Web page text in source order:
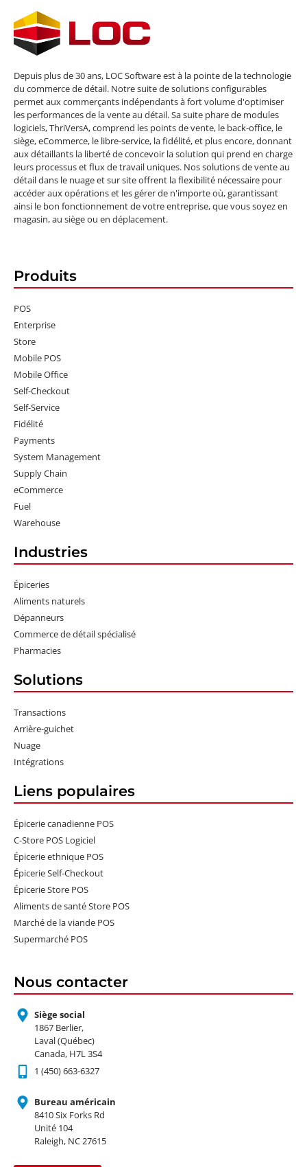
Depuis plus de 30 ans, LOC Software est à la pointe de la technologie
du commerce de détail. Notre suite de solutions configurables
permet aux commerçants indépendants à fort volume d'optimiser
les performances de la vente au détail. Sa suite phare de modules
logiciels, ThriVersA, comprend les points de vente, le back-office, le
siège, eCommerce, le libre-service, la fidélité, et plus encore, donnant
aux détaillants la liberté de concevoir la solution qui prend en charge
leurs processus et flux de travail uniques. Nos solutions de vente au
détail dans le nuage et sur site offrent la flexibilité nécessaire pour
accéder aux opérations et les gérer de n'importe où, garantissant
ainsi le bon fonctionnement de votre entreprise, que vous soyez en
magasin, au siège ou en déplacement.
Produits
POS
Enterprise
Store
Mobile POS
Mobile Office
Self-Checkout
Self-Service
Fidélité
Payments
System Management
Supply Chain
eCommerce
Fuel
Warehouse
Industries
Épiceries
Aliments naturels
Dépanneurs
Commerce de détail spécialisé
Pharmacies
Solutions
Transactions
Arrière-guichet
Nuage
Intégrations
Liens populaires
Épicerie canadienne POS
C-Store POS Logiciel
Épicerie ethnique POS
Épicerie Self-Checkout
Épicerie Store POS
Aliments de santé Store POS
Marché de la viande POS
Supermarché POS
Nous contacter
Siège social
1867 Berlier,
Laval (Québec)
Canada, H7L 3S4
1 (450) 663-6327
Bureau américain
8410 Six Forks Rd
Unité 104
Raleigh, NC 27615